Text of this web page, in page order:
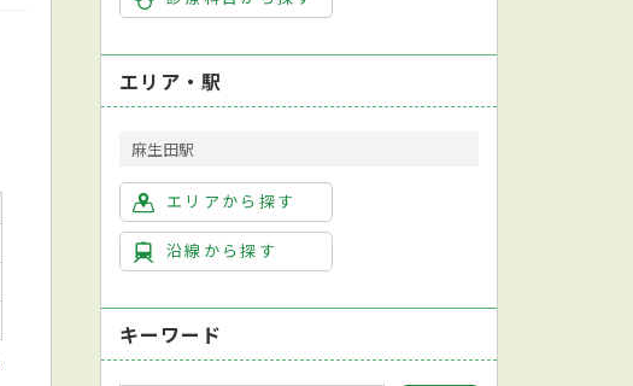
エリア・駅
麻生田駅
エリアから探す
沿線から探す
キーワード